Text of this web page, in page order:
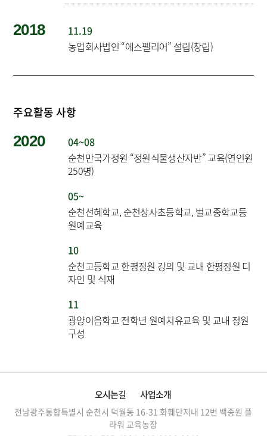
2018
11.19
농업회사법인 “에스펠리어” 설립(창립)
주요활동 사항
2020
04~08
순천만국가정원 “정원식물생산자반” 교육(연인원
250명)
05~
순천선혜학교, 순천상사초등학교, 벌교중학교등
원예교육
10
순천고등학교 한평정원 강의 및 교내 한평정원 디
자인 및 식재
11
광양이음학교 전학년 원예치유교육 및 교내 정원
구성
오시는길 사업소개
전남광주통합특별시 순천시 덕월동 16-31 화훼단지내 12번 백종원 플
라워 교육농장